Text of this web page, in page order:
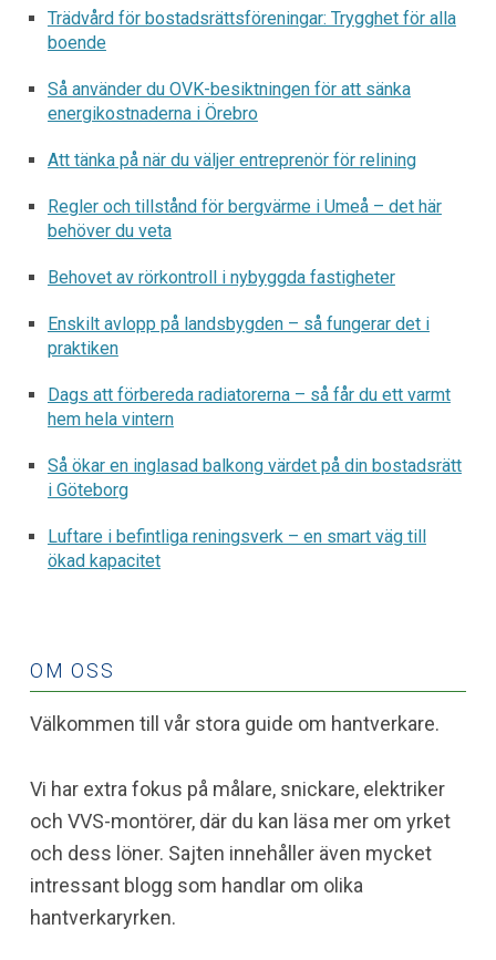
Trädvård för bostadsrättsföreningar: Trygghet för alla
boende
Så använder du OVK-besiktningen för att sänka
energikostnaderna i Örebro
Att tänka på när du väljer entreprenör för relining
Regler och tillstånd för bergvärme i Umeå – det här
behöver du veta
Behovet av rörkontroll i nybyggda fastigheter
Enskilt avlopp på landsbygden – så fungerar det i
praktiken
Dags att förbereda radiatorerna – så får du ett varmt
hem hela vintern
Så ökar en inglasad balkong värdet på din bostadsrätt
i Göteborg
Luftare i befintliga reningsverk – en smart väg till
ökad kapacitet
OM OSS
Välkommen till vår stora guide om hantverkare.
Vi har extra fokus på målare, snickare, elektriker
och VVS-montörer, där du kan läsa mer om yrket
och dess löner. Sajten innehåller även mycket
intressant blogg som handlar om olika
hantverkaryrken.